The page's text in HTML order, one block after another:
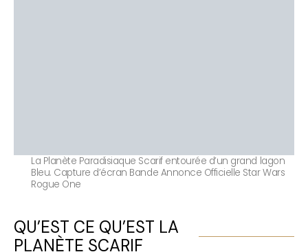
La Planète Paradisiaque Scarif entourée d’un grand lagon
Bleu. Capture d’écran Bande Annonce Officielle Star Wars
Rogue One
QU’EST CE QU’EST LA
PLANÈTE SCARIF